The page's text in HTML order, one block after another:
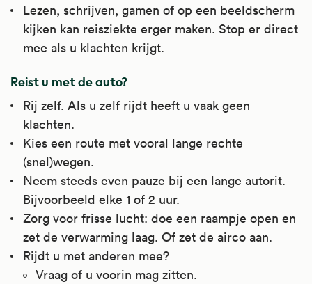
Lezen, schrijven, gamen of op een beeldscherm
kijken kan reisziekte erger maken. Stop er direct
mee als u klachten krijgt.
Reist u met de auto?
Rij zelf. Als u zelf rijdt heeft u vaak geen
klachten.
Kies een route met vooral lange rechte
(snel)wegen.
Neem steeds even pauze bij een lange autorit.
Bijvoorbeeld elke 1 of 2 uur.
Zorg voor frisse lucht: doe een raampje open en
zet de verwarming laag. Of zet de airco aan.
Rijdt u met anderen mee?
Vraag of u voorin mag zitten.